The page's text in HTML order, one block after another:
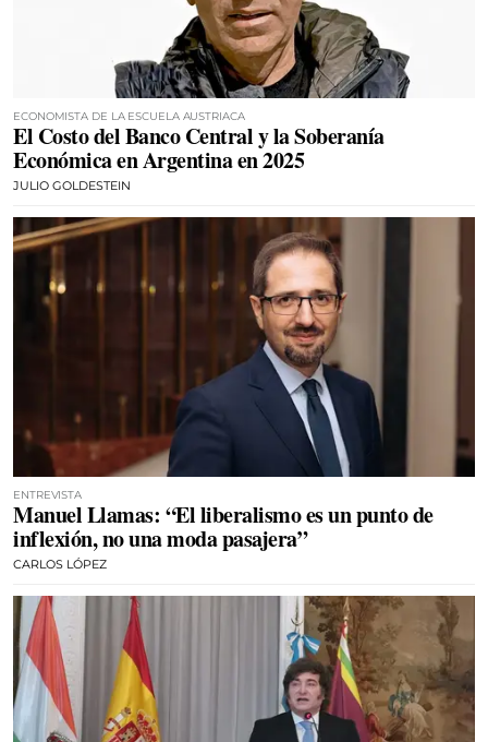
ECONOMISTA DE LA ESCUELA AUSTRIACA
El Costo del Banco Central y la Soberanía
Económica en Argentina en 2025
JULIO GOLDESTEIN
ENTREVISTA
Manuel Llamas: “El liberalismo es un punto de
inflexión, no una moda pasajera”
CARLOS LÓPEZ